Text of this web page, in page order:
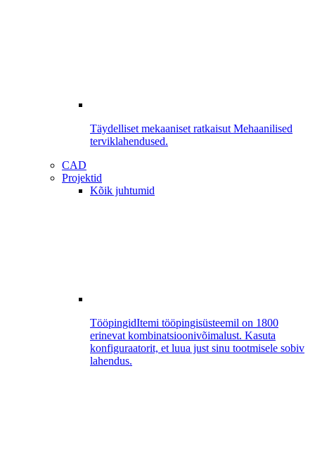
Täydelliset mekaaniset ratkaisut Mehaanilised
terviklahendused.
CAD
Projektid
Kõik juhtumid
TööpingidItemi tööpingisüsteemil on 1800
erinevat kombinatsioonivõimalust. Kasuta
konfiguraatorit, et luua just sinu tootmisele sobiv
lahendus.